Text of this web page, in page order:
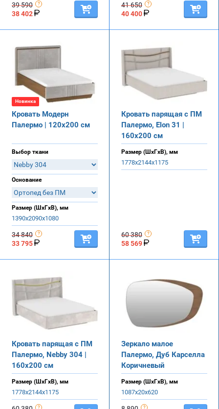
39 590
38 402
41 650
40 400
Новинка
Кровать Модерн
Палермо | 120х200 см
Выбор ткани
Основание
Размер (ШхГхВ), мм
1390х2090х1080
34 840
33 795
Кровать парящая с ПМ
Палермо, Elon 31 |
160х200 см
Размер (ШхГхВ), мм
1778х2144х1175
60 380
58 569
Кровать парящая с ПМ
Палермо, Nebby 304 |
160х200 см
Размер (ШхГхВ), мм
1778х2144х1175
Зеркало малое
Палермо, Дуб Карселла
Коричневый
Размер (ШхГхВ), мм
1087х20х620